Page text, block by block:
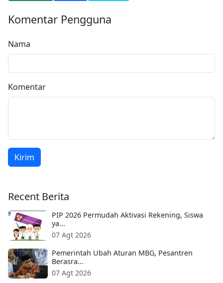
Komentar Pengguna
Nama
Komentar
Kirim
Recent Berita
PIP 2026 Permudah Aktivasi Rekening, Siswa
ya...
07 Agt 2026
Pemerintah Ubah Aturan MBG, Pesantren
Berasra...
07 Agt 2026